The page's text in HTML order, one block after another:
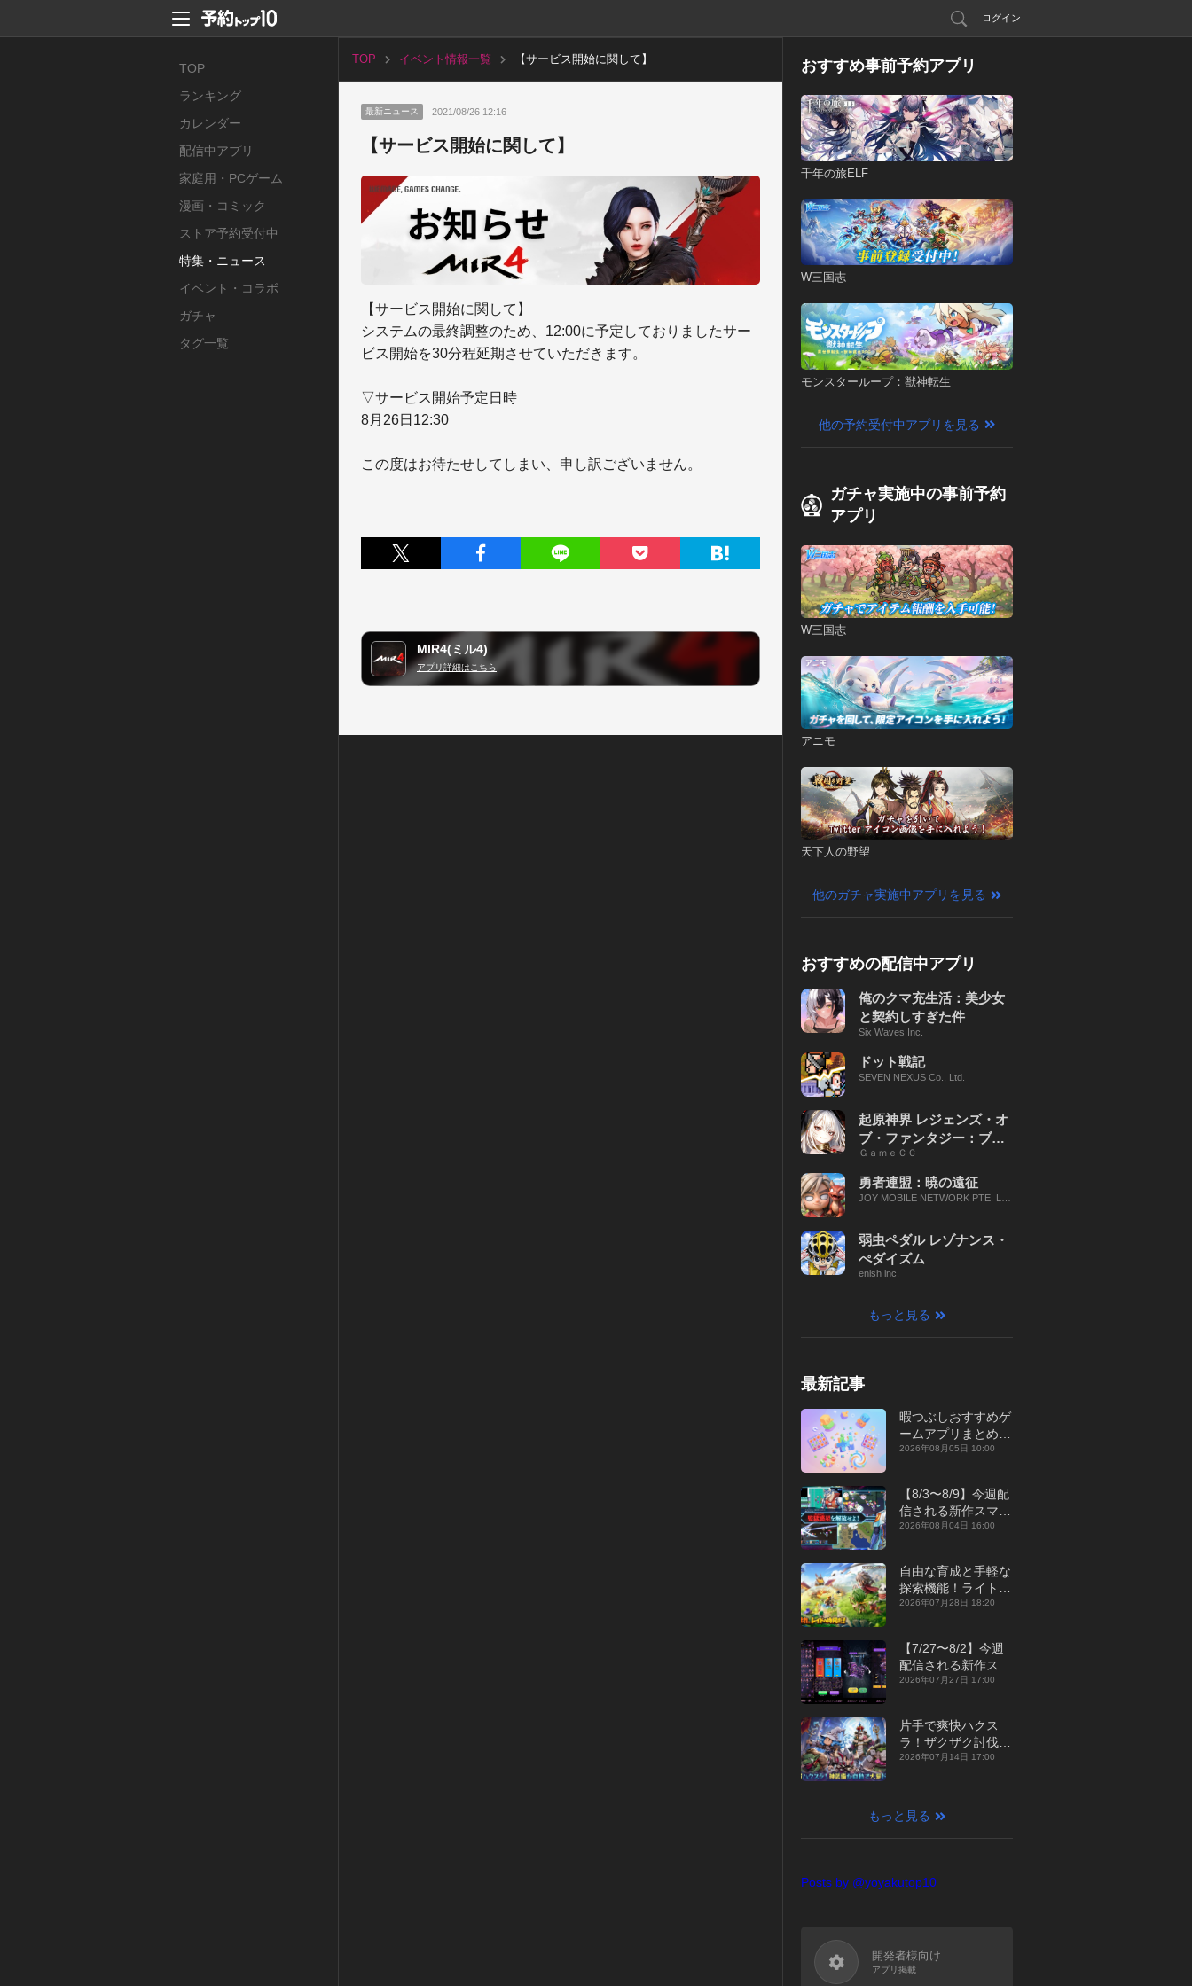
ログイン
TOP
ランキング
カレンダー
配信中アプリ
家庭用・PCゲーム
漫画・コミック
ストア予約受付中
特集・ニュース
イベント・コラボ
ガチャ
タグ一覧
TOP イベント情報一覧 【サービス開始に関して】
最新ニュース 2021/08/26 12:16
【サービス開始に関して】
【サービス開始に関して】
システムの最終調整のため、12:00に予定しておりましたサー
ビス開始を30分程延期させていただきます。
▽サービス開始予定日時
8月26日12:30
この度はお待たせしてしまい、申し訳ございません。
MIR4(ミル4)
アプリ詳細はこちら
おすすめ事前予約アプリ
千年の旅ELF
W三国志
モンスターループ：獣神転生
他の予約受付中アプリを見る
ガチャ実施中の事前予約
アプリ
W三国志
アニモ
天下人の野望
他のガチャ実施中アプリを見る
おすすめの配信中アプリ
俺のクマ充生活：美少女
と契約しすぎた件
Six Waves Inc.
ドット戦記
SEVEN NEXUS Co., Ltd.
起原神界 レジェンズ・オ
ブ・ファンタジー：ブレ
イブ X
ＧａｍｅＣＣ
勇者連盟：暁の遠征
JOY MOBILE NETWORK PTE. LT
弱虫ペダル レゾナンス・
ぺダイズム
enish inc.
もっと見る
最新記事
暇つぶしおすすめゲ
ームアプリまとめ｜
オフライン対応あり
2026年08月05日 10:00
【8/3〜8/9】今週配
信される新作スマホ
ゲームをまとめてお
2026年08月04日 16:00
自由な育成と手軽な
探索機能！ライトカ
ジュアルMMORPG
征』【最新作PICKU
P】
2026年07月28日 18:20
【7/27〜8/2】今週
配信される新作スマ
ホゲームをまとめて
年】
2026年07月27日 17:00
片手で爽快ハクス
ラ！ザクザク討伐し
て神装備を集める放
【最新作PICKUP】
2026年07月14日 17:00
もっと見る
Posts by @yoyakutop10
開発者様向け
アプリ掲載